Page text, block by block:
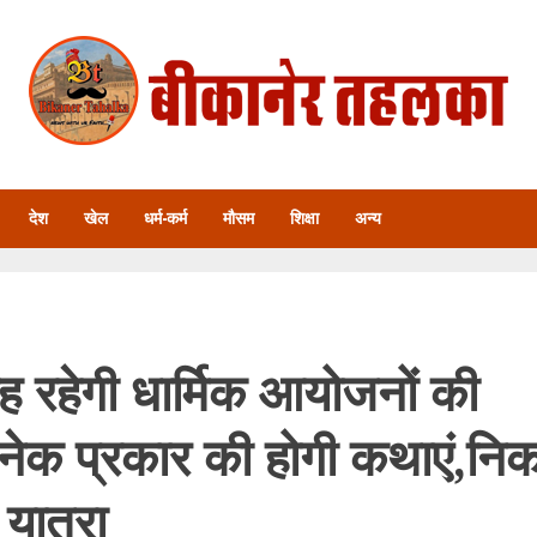
देश खेल धर्म-कर्म मौसम शिक्षा अन्य
रहेगी धार्मिक आयोजनों की
प्रकार की होगी